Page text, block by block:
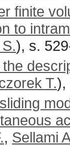
finite
to
), s.
T.),
, Sellami